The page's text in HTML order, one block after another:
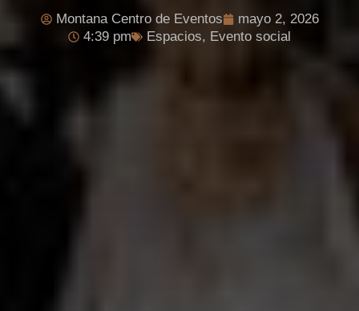
Montana Centro de Eventos
mayo 2, 2026
4:39 pm
Espacios, Evento social